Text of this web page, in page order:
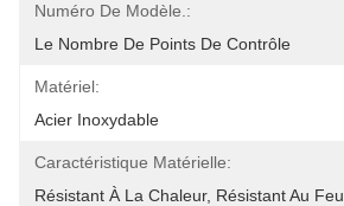
Numéro De Modèle.:
Le Nombre De Points De Contrôle
Matériel:
Acier Inoxydable
Caractéristique Matérielle:
Résistant À La Chaleur, Résistant Au Feu